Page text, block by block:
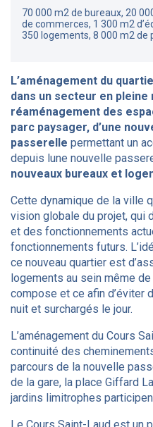
70 000 m2 de bureaux, 20
de commerces, 1 300 m2
350 logements, 8 000 m2 de
L’aménagement du
dans un secteur en
réaménagement des
parc paysager, d’une
passerelle permettant un
depuis lune nouvelle
nouveaux bureaux et
Cette dynamique de la ville
vision globale du projet, qui
et des fonctionnements
fonctionnements futurs.
ce nouveau quartier est
logements au sein même
compose et ce afin d’éviter
nuit et surchargés le jour.
L’aménagement du Cours
continuité des
parcours de la nouvelle
de la gare, la place Giffard
jardins limitrophes